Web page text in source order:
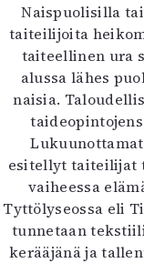
Naispuolisilla
taiteilijoita
taiteellinen ura
alussa lähes
naisia.
esitellyt taiteilijat
vaiheessa
Tyttölyseossa eli
tunnetaan
kerääjänä ja